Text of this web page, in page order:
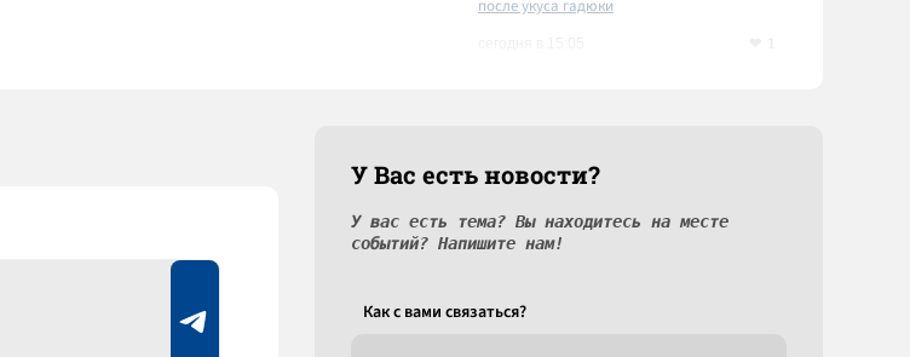
после укуса гадюки
У Вас есть новости?
У вас есть тема? Вы находитесь на месте
событий? Напишите нам!
Как c вами связаться?